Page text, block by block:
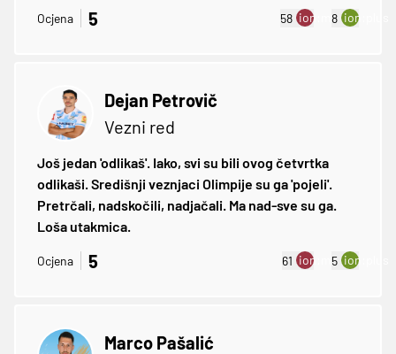
Ocjena 5 58 ion:minus
8 ion:plus
Dejan Petrovič
Vezni red
Još jedan 'odlikaš'. Iako, svi su bili ovog četvrtka
odlikaši. Središnji veznjaci Olimpije su ga 'pojeli'.
Pretrčali, nadskočili, nadjačali. Ma nad-sve su ga.
Loša utakmica.
Ocjena 5 61 ion:minus
5 ion:plus
Marco Pašalić